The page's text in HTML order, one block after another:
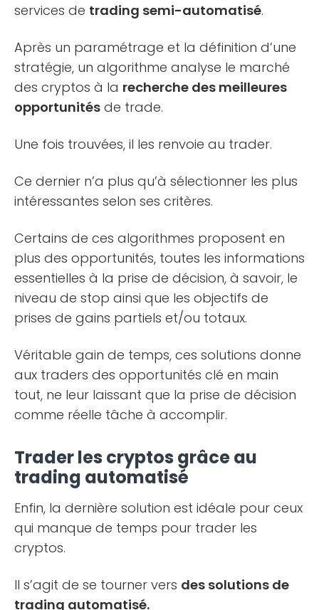
services de trading semi-automatisé.
Après un paramétrage et la définition d’une
stratégie, un algorithme analyse le marché
des cryptos à la recherche des meilleures
opportunités de trade.
Une fois trouvées, il les renvoie au trader.
Ce dernier n’a plus qu’à sélectionner les plus
intéressantes selon ses critères.
Certains de ces algorithmes proposent en
plus des opportunités, toutes les informations
essentielles à la prise de décision, à savoir, le
niveau de stop ainsi que les objectifs de
prises de gains partiels et/ou totaux.
Véritable gain de temps, ces solutions donne
aux traders des opportunités clé en main
tout, ne leur laissant que la prise de décision
comme réelle tâche à accomplir.
Trader les cryptos grâce au
trading automatisé
Enfin, la dernière solution est idéale pour ceux
qui manque de temps pour trader les
cryptos.
Il s’agit de se tourner vers des solutions de
trading automatisé.